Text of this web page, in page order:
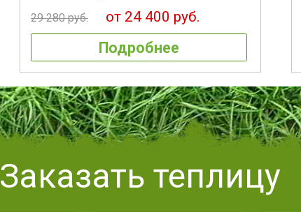
29 280 руб.от 24 400 руб.
Подробнее
Заказать теплицу